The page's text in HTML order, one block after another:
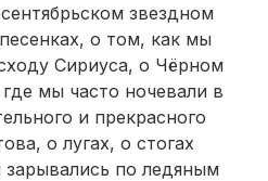
звездном
о том, как мы
Сириуса, о Чёрном
мы часто ночевали в
и прекрасного
о лугах, о стогах
зарывались по ледяным